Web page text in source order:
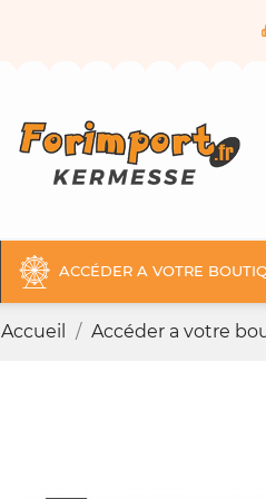
ACCÉDER A VOTRE
Accueil Accéder a votre